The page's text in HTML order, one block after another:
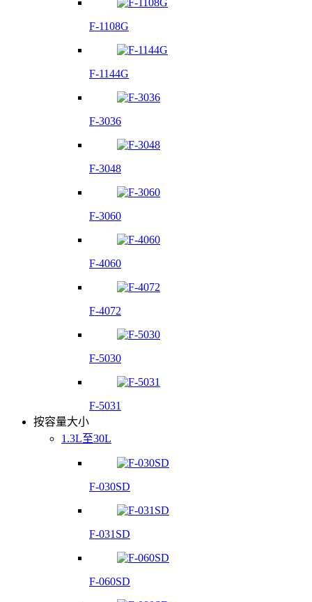
F-1108G
F-1144G
F-3036
F-3048
F-3060
F-4060
F-4072
F-5030
F-5031
按容量大小
1.3L至30L
F-030SD
F-031SD
F-060SD